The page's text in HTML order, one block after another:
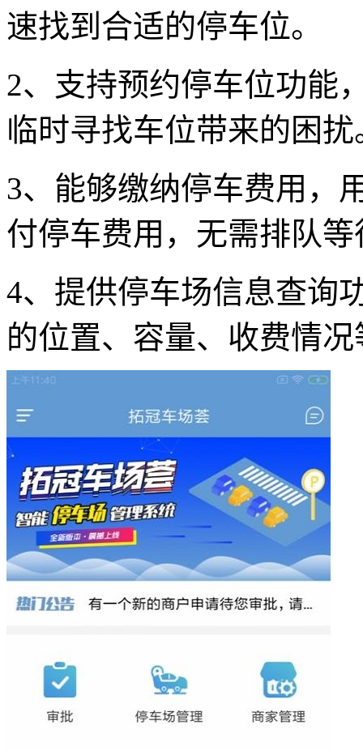
速找到合适的停车位。
2、支持预约停车位功能
临时寻找车位带来的困扰
3、能够缴纳停车费用，
付停车费用，无需排队等
4、提供停车场信息查询
的位置、容量、收费情